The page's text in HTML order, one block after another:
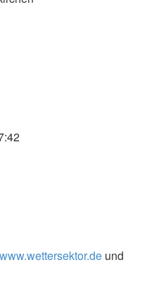
www.wettersektor.de und